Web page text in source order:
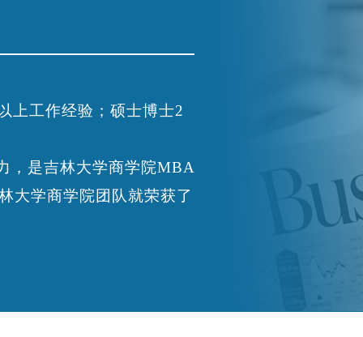
上工作经验；硕士博士2
，是吉林大学商学院MBA
大学商学院团队就荣获了